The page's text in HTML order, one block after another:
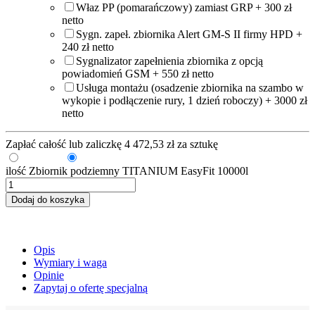
Właz PP (pomarańczowy) zamiast GRP + 300 zł
netto
Sygn. zapeł. zbiornika Alert GM-S II firmy HPD +
240 zł netto
Sygnalizator zapełnienia zbiornika z opcją
powiadomień GSM + 550 zł netto
Usługa montażu (osadzenie zbiornika na szambo w
wykopie i podłączenie rury, 1 dzień roboczy) + 3000 zł
netto
Zapłać całość lub zaliczkę 4 472,53 zł za sztukę
ilość Zbiornik podziemny TITANIUM EasyFit 10000l
Dodaj do koszyka
Opis
Wymiary i waga
Opinie
Zapytaj o ofertę specjalną